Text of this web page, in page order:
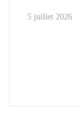
5 juillet 2026